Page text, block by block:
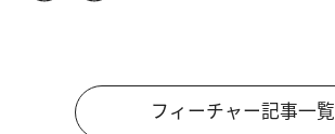
フィーチャー記事一覧